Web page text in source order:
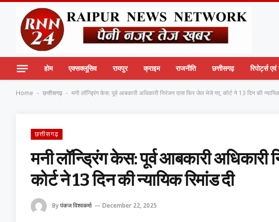
होम एक्सक्लूसिव रायपुर क्राइम राजनीति छत्तीसगढ़ रिपोर्ट्स
Home - छत्तीसगढ़ - मनी लॉन्ड्रिंग केस: पूर्व आबकारी अधिकारी निरंजन दास फिर जेल भेजे गए, कोर्ट ने 13 दिन की न्यायिक
छत्तीसगढ़
मनी लॉन्ड्रिंग केस: पूर्व आबकारी
कोर्ट ने 13 दिन की न्यायिक रिमांड दी
Byपंकज विश्वकर्मा December 22, 2025